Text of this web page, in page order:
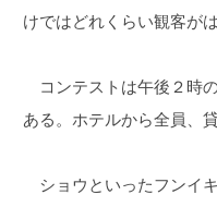
けではどれくらい観客が
コンテストは午後２時
ある。ホテルから全員、
ショウといったフンイ